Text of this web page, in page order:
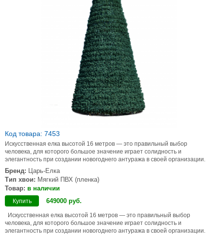
Код товара: 7453
Искусственная елка высотой 16 метров — это правильный выбор
человека, для которого большое значение играет солидность и
элегантность при создании новогоднего антуража в своей организации.
Бренд: Царь-Елка
Тип хвои: Мягкий ПВХ (пленка)
Товар: в наличии
Купить 649000 руб.
Искусственная елка высотой 16 метров — это правильный выбор
человека, для которого большое значение играет солидность и
элегантность при создании новогоднего антуража в своей организации.